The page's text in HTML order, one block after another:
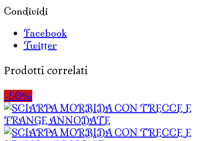
Condividi
Facebook
Twitter
Prodotti correlati
-50%